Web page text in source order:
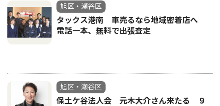
旭区・瀬谷区
タックス港南 車売るなら地域密着店へ
電話一本、無料で出張査定
旭区・瀬谷区
保土ケ谷法人会 元木大介さん来たる ９